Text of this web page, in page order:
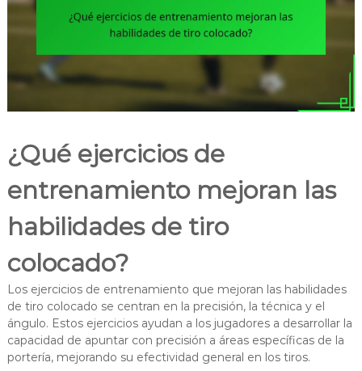
¿Qué ejercicios de
entrenamiento mejoran las
habilidades de tiro
colocado?
Los ejercicios de entrenamiento que mejoran las habilidades
de tiro colocado se centran en la precisión, la técnica y el
ángulo. Estos ejercicios ayudan a los jugadores a desarrollar la
capacidad de apuntar con precisión a áreas específicas de la
portería, mejorando su efectividad general en los tiros.